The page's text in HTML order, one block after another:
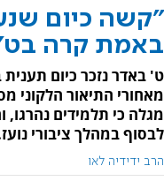
"קשה כיום
באמת קרה
ט' באדר נזכר כיום
מאחורי התיאור הלקוני
מגלה כי תלמידים
לבסוף במהלך ציבורי
הרב ידידיה לאו